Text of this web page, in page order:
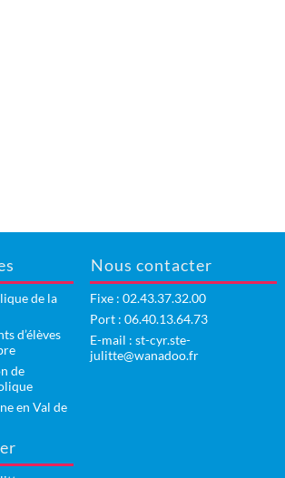
de la
d’élèves
de
en Val de
Nous contacter
Fixe : 02.43.37.32.00
Port : 06.40.13.64.73
E-mail : st-cyr.ste-
julitte@wanadoo.fr